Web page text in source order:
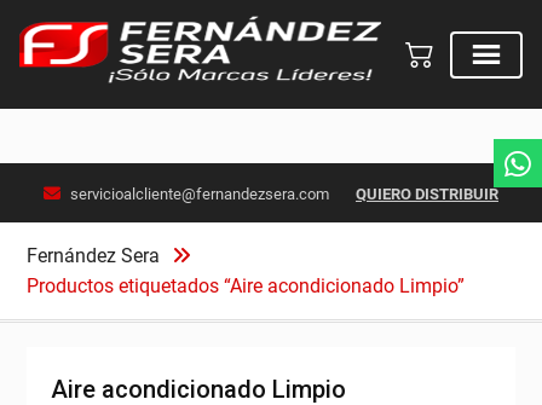
servicioalcliente@fernandezsera.com QUIERO DISTRIBUIR
Fernández Sera
Productos etiquetados “Aire acondicionado Limpio”
Aire acondicionado Limpio